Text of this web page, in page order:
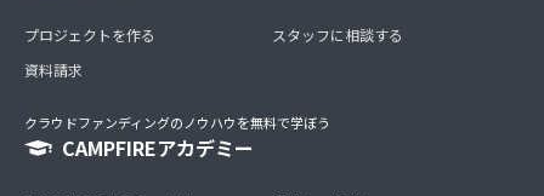
プロジェクトを作る
資料請求
スタッフに相談する
クラウドファンディングのノウハウを無料で学ぼう
CAMPFIREアカデミー